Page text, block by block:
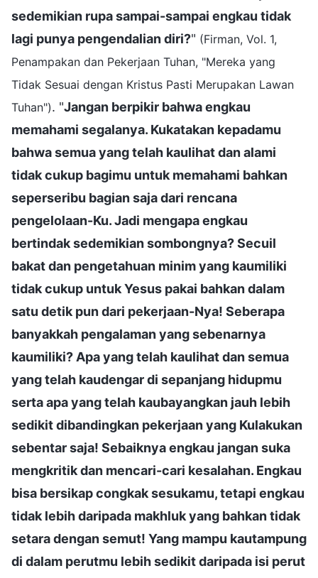
sedemikian rupa sampai-sampai engkau tidak
lagi punya pengendalian diri?" (Firman, Vol. 1,
Penampakan dan Pekerjaan Tuhan, "Mereka yang
Tidak Sesuai dengan Kristus Pasti Merupakan Lawan
Tuhan"). "Jangan berpikir bahwa engkau
memahami segalanya. Kukatakan kepadamu
bahwa semua yang telah kaulihat dan alami
tidak cukup bagimu untuk memahami bahkan
seperseribu bagian saja dari rencana
pengelolaan-Ku. Jadi mengapa engkau
bertindak sedemikian sombongnya? Secuil
bakat dan pengetahuan minim yang kaumiliki
tidak cukup untuk Yesus pakai bahkan dalam
satu detik pun dari pekerjaan-Nya! Seberapa
banyakkah pengalaman yang sebenarnya
kaumiliki? Apa yang telah kaulihat dan semua
yang telah kaudengar di sepanjang hidupmu
serta apa yang telah kaubayangkan jauh lebih
sedikit dibandingkan pekerjaan yang Kulakukan
sebentar saja! Sebaiknya engkau jangan suka
mengkritik dan mencari-cari kesalahan. Engkau
bisa bersikap congkak sesukamu, tetapi engkau
tidak lebih daripada makhluk yang bahkan tidak
setara dengan semut! Yang mampu kautampung
di dalam perutmu lebih sedikit daripada isi perut